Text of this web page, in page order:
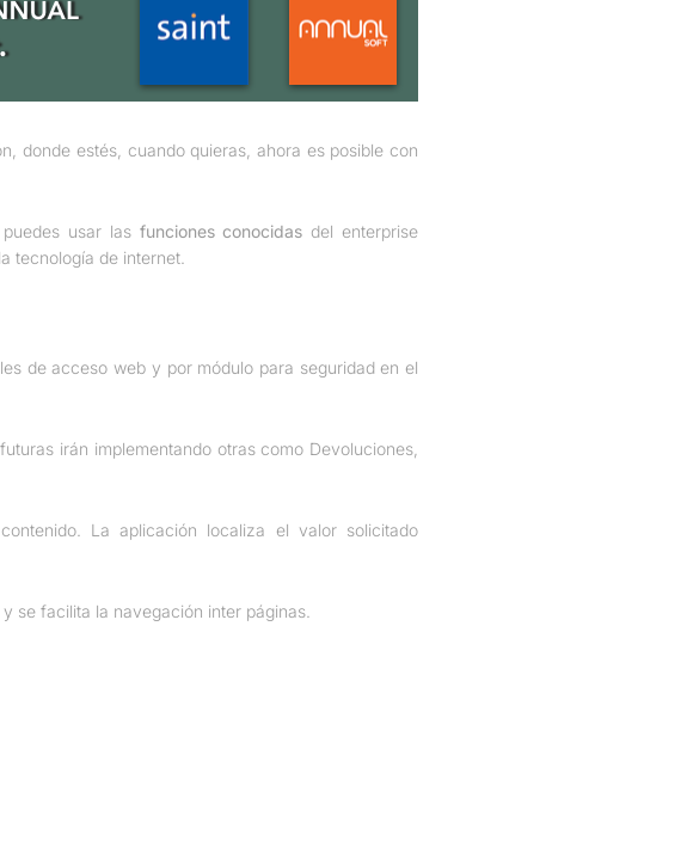
donde estés, cuando quieras, ahora es posible con
usar las funciones conocidas del enterprise
tecnología de internet.
de acceso web y por módulo para seguridad en el
irán implementando otras como Devoluciones,
La aplicación localiza el valor solicitado
se facilita la navegación inter páginas.